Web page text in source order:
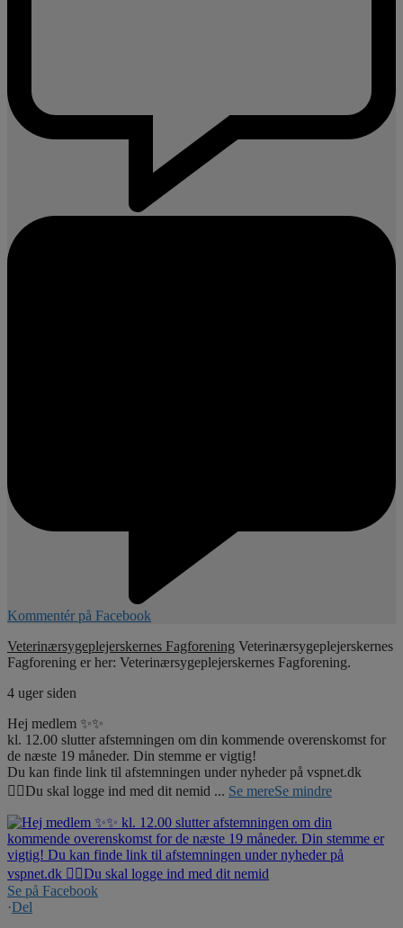
Kommentér på Facebook
Veterinærsygeplejerskernes Fagforening Veterinærsygeplejerskernes
Fagforening er her: Veterinærsygeplejerskernes Fagforening.
4 uger siden
Hej medlem ✨✨
kl. 12.00 slutter afstemningen om din kommende overenskomst for
de næste 19 måneder. Din stemme er vigtig!
Du kan finde link til afstemningen under nyheder på vspnet.dk
☝🏼Du skal logge ind med dit nemid ... Se mereSe mindre
Se på Facebook
·Del